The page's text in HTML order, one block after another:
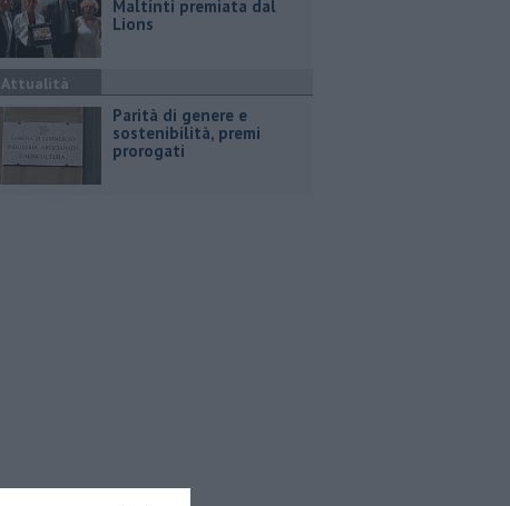
Maltinti premiata dal
Lions
Attualità
Parità di genere e
sostenibilità, premi
prorogati